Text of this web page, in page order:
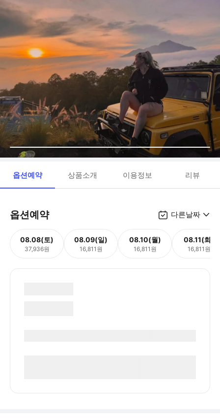
옵션예약 상품소개 이용정보 리뷰
옵션예약 다른날짜
08.08(토)
37,936원
08.09(일)
16,811원
08.10(월)
16,811원
08.11(화)
16,811원